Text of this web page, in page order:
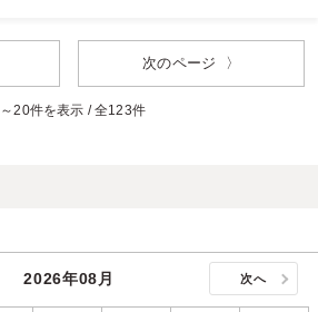
次のページ 〉
20件を表示 / 全123件
2026年08月 次へ